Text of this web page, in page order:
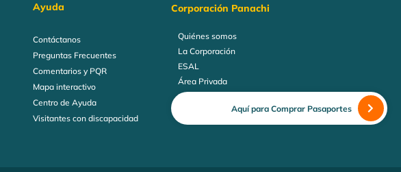
Ayuda
Contáctanos
Preguntas Frecuentes
Comentarios y PQR
Mapa interactivo
Centro de Ayuda
Visitantes con discapacidad
Corporación Panachi
Quiénes somos
La Corporación
ESAL
Área Privada
Aquí para Comprar Pasaportes